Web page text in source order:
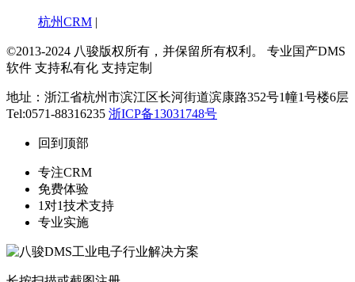
杭州CRM |
©2013-2024 八骏版权所有，并保留所有权利。 专业国产DMS
软件 支持私有化 支持定制
地址：浙江省杭州市滨江区长河街道滨康路352号1幢1号楼6层
Tel:0571-88316235 浙ICP备13031748号
回到顶部
专注CRM
免费体验
1对1技术支持
专业实施